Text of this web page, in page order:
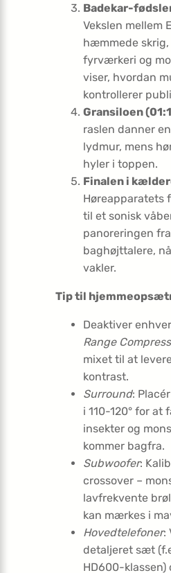
Badekar-
Vekslen mellem
hæmmede
fyrværkeri og
viser, hvordan
kontrollerer
Gransiloen
raslen danner
lydmur, mens
hyler i toppen.
Finalen i
Høreapparatets
til et sonisk
panoreringen
baghøjttalere,
vakler.
Tip til
Deaktiver enhver
Range
mixet til at
kontrast.
Surround:
i 110-120° for at
insekter og
kommer bagfra.
Subwoofer:
crossover –
lavfrekvente
kan mærkes i
Hovedtelefoner:
detaljeret sæt
HD600-klassen)